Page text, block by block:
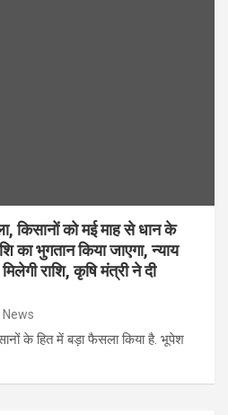
किसानों को मई माह से धान के
का भुगतान किया जाएगा, न्याय
राशि, कृषि मंत्री ने दी
News
के हित में बड़ा फैसला किया है. भूपेश